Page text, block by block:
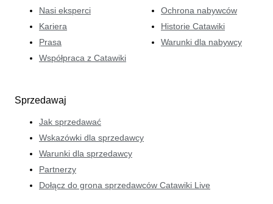
Nasi eksperci
Kariera
Prasa
Współpraca z Catawiki
Ochrona nabywców
Historie Catawiki
Warunki dla nabywcy
Sprzedawaj
Jak sprzedawać
Wskazówki dla sprzedawcy
Warunki dla sprzedawcy
Partnerzy
Dołącz do grona sprzedawców Catawiki Live